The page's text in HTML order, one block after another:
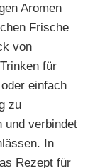
Aromen
Frische
von
für
einfach
zu
und verbindet
In
Rezept für